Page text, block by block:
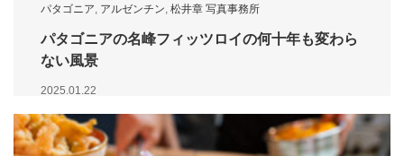
パタゴニア アルゼンチン 松井章 写真事務所
パタゴニアの名峰フィッツロイの何十年も変わら
ない風景
2025.01.22